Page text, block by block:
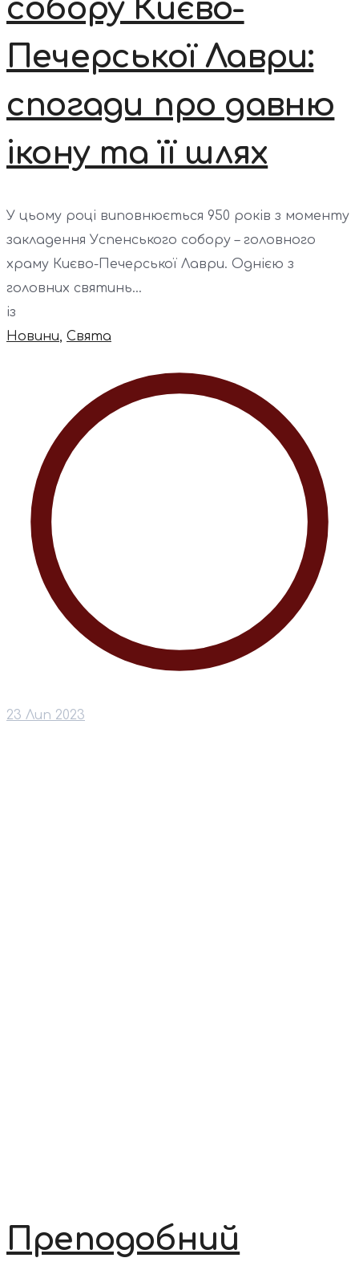
собору Києво-
Печерської Лаври:
спогади про давню
ікону та її шлях
У цьому році виповнюється 950 років з моменту
закладення Успенського собору – головного
храму Києво-Печерської Лаври. Однією з
головних святинь...
із
Новини, Свята
23 Лип 2023
Преподобний